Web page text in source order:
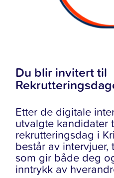
Du blir invitert til
Etter de digitale
utvalgte kandidater
rekrutteringsdag i
består av
som gir både deg
inntrykk av